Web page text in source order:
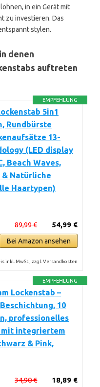
in ein Gerät mit
zu investieren. Das
stylen.
denen
auftreten
EMPFEHLUNG
5in1
Rundbürste
13-
(LED display
Beach Waves,
& Natürliche
Haartypen)
54,99 €
89,99 €
Bei Amazon ansehen
inkl. MwSt., zzgl. Versandkosten
EMPFEHLUNG
Lockenstab –
10
professionelles
integriertem
& Pink,
18,89 €
34,90 €